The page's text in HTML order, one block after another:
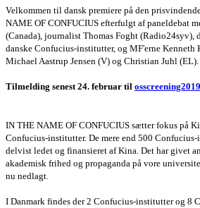
Velkommen til dansk premiere på den
NAME OF CONFUCIUS efterfulgt af paneldebat
(Canada), journalist Thomas Foght (Radio24syv),
danske Confucius-institutter, og MF'erne Kenneth
Michael Aastrup Jensen (V) og Christian Juhl (EL).
Tilmelding senest 24. februar til
IN THE NAME OF CONFUCIUS sætter fokus på
Confucius-institutter. De mere end 500
delvist ledet og finansieret af Kina. Det har givet
akademisk frihed og propaganda på vore
nu nedlagt.
I Danmark findes der 2 Confucius-institutter og 8